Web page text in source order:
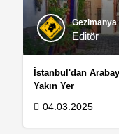
Gezimanya
Editör
İstanbul'dan
Yakın Yer
04.03.2025